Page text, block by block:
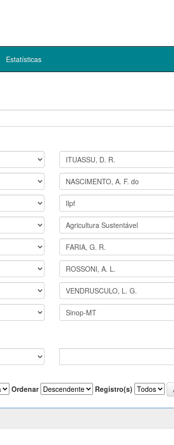
Estatísticas
Ordenar Registro(s)